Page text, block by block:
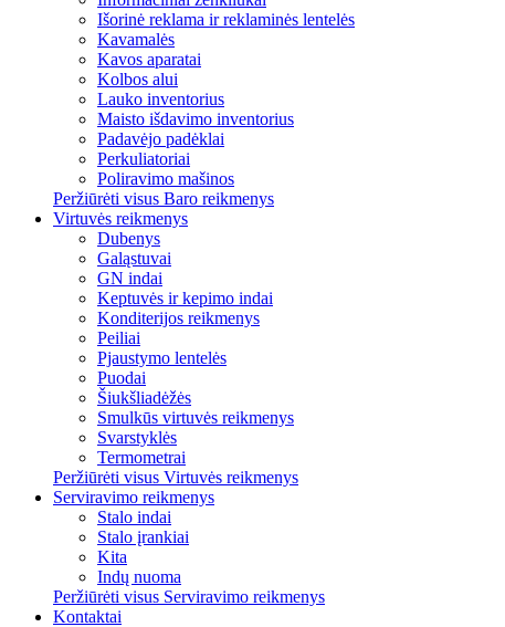
Išorinė reklama ir reklaminės lentelės
Kavamalės
Kavos aparatai
Kolbos alui
Lauko inventorius
Maisto išdavimo inventorius
Padavėjo padėklai
Perkuliatoriai
Poliravimo mašinos
Peržiūrėti visus Baro reikmenys
Virtuvės reikmenys
Dubenys
Galąstuvai
GN indai
Keptuvės ir kepimo indai
Konditerijos reikmenys
Peiliai
Pjaustymo lentelės
Puodai
Šiukšliadėžės
Smulkūs virtuvės reikmenys
Svarstyklės
Termometrai
Peržiūrėti visus Virtuvės reikmenys
Serviravimo reikmenys
Stalo indai
Stalo įrankiai
Kita
Indų nuoma
Peržiūrėti visus Serviravimo reikmenys
Kontaktai